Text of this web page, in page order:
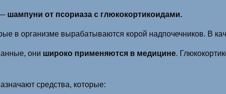
шампуни от псориаза с глюкокортикоидами.
в организме вырабатываются корой надпочечников. В
они широко применяются в медицине.
средства, которые: